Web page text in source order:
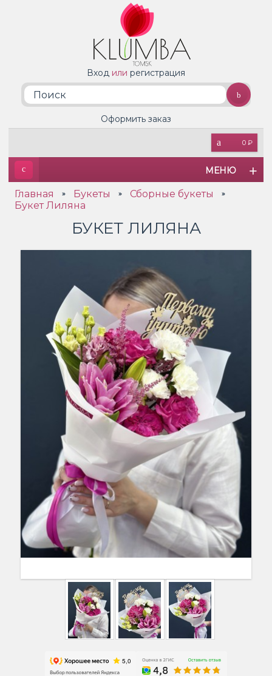
Вход или регистрация
0 ₽
Оформить заказ
МЕНЮ
Главная » Букеты » Сборные букеты »
Букет Лиляна
БУКЕТ ЛИЛЯНА